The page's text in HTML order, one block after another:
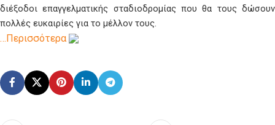
διέξοδοι επαγγελματικής σταδιοδρομίας που θα τους δώσουν
πολλές ευκαιρίες για το μέλλον τους.
…Περισσότερα